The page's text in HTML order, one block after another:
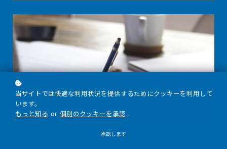
当サイトでは快適な利用状況を提供するためにクッキーを利用して
います。
もっと知る or 個別のクッキーを承認 .
承認します